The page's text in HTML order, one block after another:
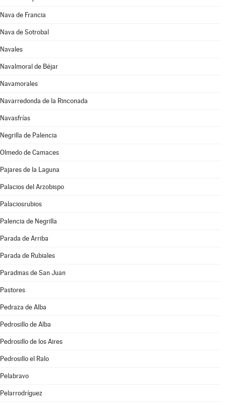
Nava de Francia
Nava de Sotrobal
Navales
Navalmoral de Béjar
Navamorales
Navarredonda de la Rinconada
Navasfrías
Negrilla de Palencia
Olmedo de Camaces
Pajares de la Laguna
Palacios del Arzobispo
Palaciosrubios
Palencia de Negrilla
Parada de Arriba
Parada de Rubiales
Paradinas de San Juan
Pastores
Pedraza de Alba
Pedrosillo de Alba
Pedrosillo de los Aires
Pedrosillo el Ralo
Pelabravo
Pelarrodríguez